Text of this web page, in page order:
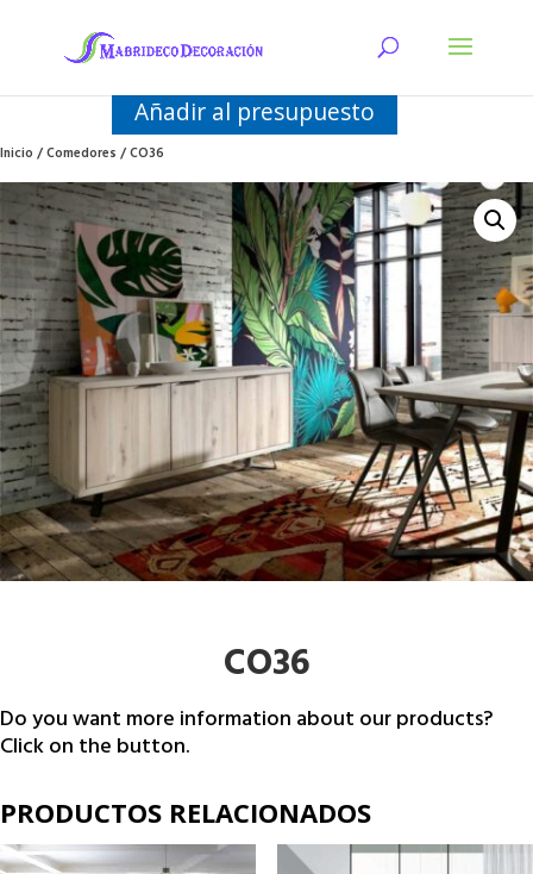
Añadir al presupuesto
Inicio/Comedores/ CO36
CO36
Do you want more information about our products?
Click on the button.
PRODUCTOS RELACIONADOS